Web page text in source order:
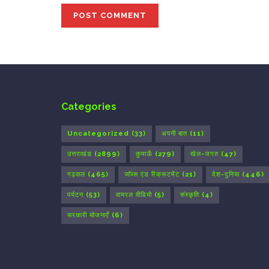
Categories
Uncategorized (33) अपनी बात (11)
उत्तराखंड (2899) कुमाऊँ (279) खेल-जगत (47)
गढ़वाल (465) जॉब्स एंड रिक्रूटमेंट (21) देश-दुनिया (446)
पर्यटन (53) वायरल वीडियो (5) संस्कृति (4)
सरकारी योजनाएँ (6)